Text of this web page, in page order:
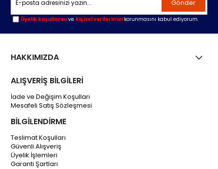
Gönder
Üyelik koşullarını ve kişisel verilerimin korunmasını kabul ediyorum.
HAKKIMIZDA
ALIŞVERİŞ BİLGİLERİ
İade ve Değişim Koşulları
Mesafeli Satış Sözleşmesi
BİLGİLENDİRME
Teslimat Koşulları
Güvenli Alışveriş
Üyelik İşlemleri
Garanti Şartları